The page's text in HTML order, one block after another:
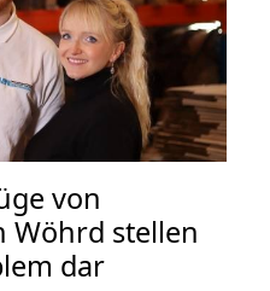
von
Wöhrd stellen
dar